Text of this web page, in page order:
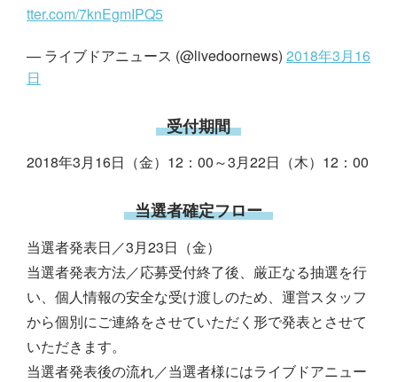
tter.com/7knEgmIPQ5
— ライブドアニュース (@livedoornews) 2018年3月16
日
受付期間
2018年3月16日（金）12：00～3月22日（木）12：00
当選者確定フロー
当選者発表日／3月23日（金）
当選者発表方法／応募受付終了後、厳正なる抽選を行
い、個人情報の安全な受け渡しのため、運営スタッフ
から個別にご連絡をさせていただく形で発表とさせて
いただきます。
当選者発表後の流れ／当選者様にはライブドアニュー